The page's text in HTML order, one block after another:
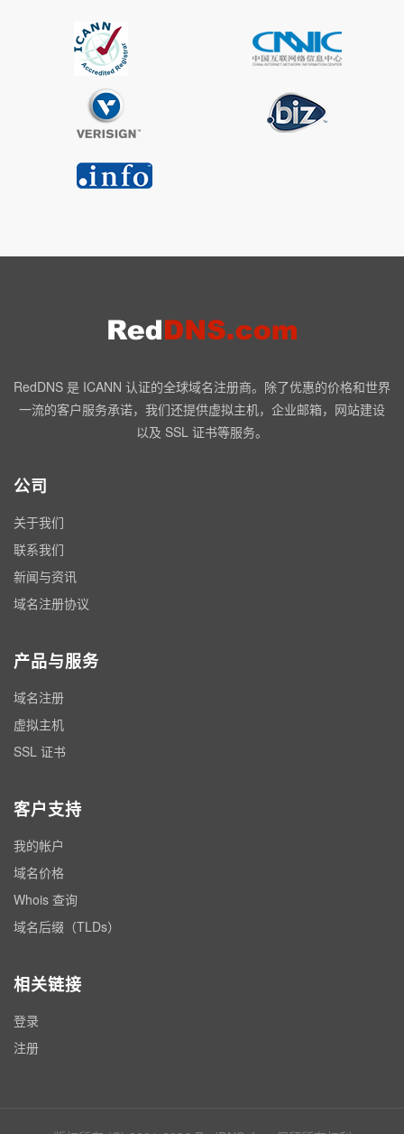
RedDNS 是 ICANN 认证的全球域名注册商。除了优惠的价格和世界
一流的客户服务承诺，我们还提供虚拟主机，企业邮箱，网站建设
以及 SSL 证书等服务。
公司
关于我们
联系我们
新闻与资讯
域名注册协议
产品与服务
域名注册
虚拟主机
SSL 证书
客户支持
我的帐户
域名价格
Whois 查询
域名后缀（TLDs）
相关链接
登录
注册